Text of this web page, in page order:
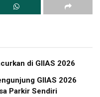
di GIIAS 2026
GIIAS 2026
Parkir Sendiri